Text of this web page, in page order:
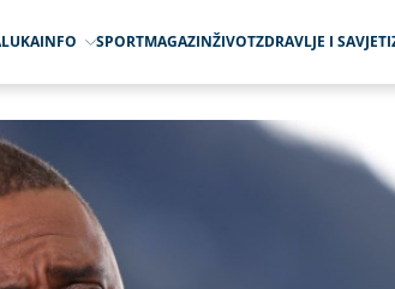
INFO SPORTMAGAZINŽIVOTZDRAVLJE I SAVJETI